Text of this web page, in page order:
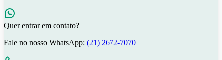
Quer entrar em contato?
Fale no nosso WhatsApp: (21) 2672-7070